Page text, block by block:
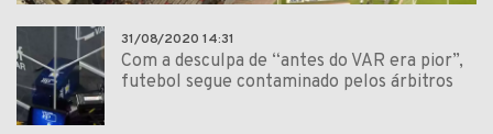
31/08/2020 14:31
Com a desculpa de “antes do VAR era pior”,
futebol segue contaminado pelos árbitros